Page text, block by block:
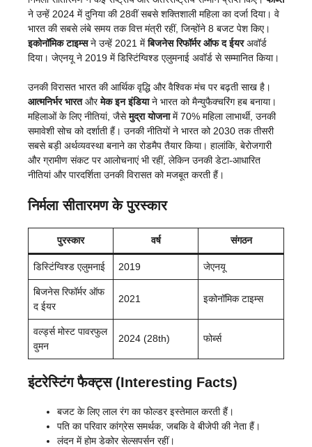
ने उन्हें 2024 में दुनिया की 28वीं सबसे शक्तिशाली महिला का दर्जा दिया। वे
भारत की सबसे लंबे समय तक वित्त मंत्री रहीं, जिन्होंने 8 बजट पेश किए।
इकोनॉमिक टाइम्सने उन्हें 2021 मेंबिजनेस रिफॉर्मर ऑफ द ईयरअवॉर्ड
दिया। जेएनयू ने 2019 में डिस्टिंग्विश्ड एलुमनाई अवॉर्ड से सम्मानित किया।
उनकी विरासत भारत की आर्थिक वृद्धि और वैश्विक मंच पर बढ़ती साख है।
आत्मनिर्भर भारतऔरमेक इन इंडियाने भारत को मैन्युफैक्चरिंग हब बनाया।
महिलाओं के लिए नीतियां, जैसेमुद्रा योजनामें 70% महिला लाभार्थी, उनकी
समावेशी सोच को दर्शाती हैं। उनकी नीतियों ने भारत को 2030 तक तीसरी
सबसे बड़ी अर्थव्यवस्था बनाने का रोडमैप तैयार किया। हालांकि, बेरोजगारी
और ग्रामीण संकट पर आलोचनाएं भी रहीं, लेकिन उनकी डेटा-आधारित
नीतियां और पारदर्शिता उनकी विरासत को मजबूत करती हैं।
निर्मला सीतारमण के पुरस्कार
पुरस्कार वर्ष संगठन
डिस्टिंग्विश्ड एलुमनाई 2019 जेएनयू
बिजनेस रिफॉर्मर ऑफ
द ईयर
2021 इकोनॉमिक टाइम्स
वर्ल्ड्स मोस्ट पावरफुल
वुमन
2024 (28th) फोर्ब्स
इंटरेस्टिंग फैक्ट्स (Interesting Facts)
बजट के लिए लाल रंग का फोल्डर इस्तेमाल करती हैं।
पति का परिवार कांग्रेस समर्थक, जबकि वे बीजेपी की नेता हैं।
लंदन में होम डेकोर सेल्सपर्सन रहीं।